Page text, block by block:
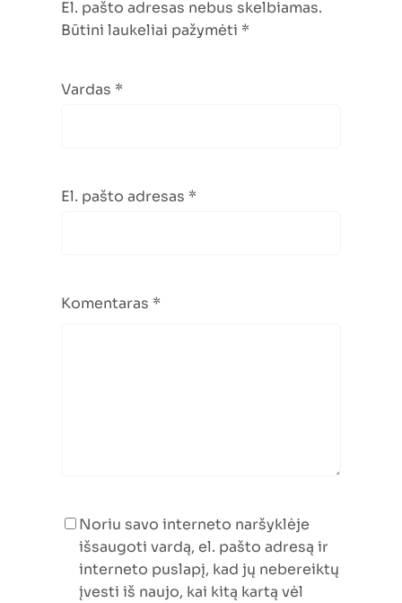
El. pašto adresas nebus skelbiamas.
Būtini laukeliai pažymėti *
Vardas *
El. pašto adresas *
Komentaras *
Noriu savo interneto naršyklėje
išsaugoti vardą, el. pašto adresą ir
interneto puslapį, kad jų nebereiktų
įvesti iš naujo, kai kitą kartą vėl